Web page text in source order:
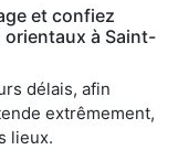
et confiez
à Saint-
délais, afin
extrêmement,
lieux.